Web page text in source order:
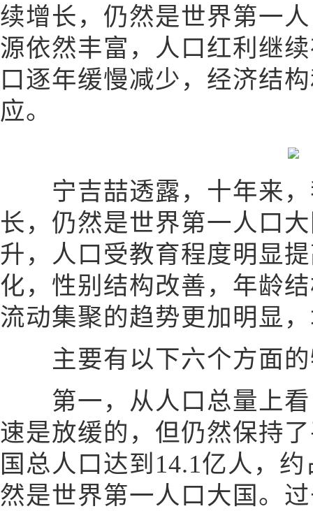
续增长，仍然是世界第一
源依然丰富，人口红利继
口逐年缓慢减少，经济结
应。
宁吉喆透露，十年来，
长，仍然是世界第一人口
升，人口受教育程度明显
化，性别结构改善，年龄
流动集聚的趋势更加明显
主要有以下六个方面的
第一，从人口总量上看
速是放缓的，但仍然保持
国总人口达到14.1亿人，
然是世界第一人口大国。